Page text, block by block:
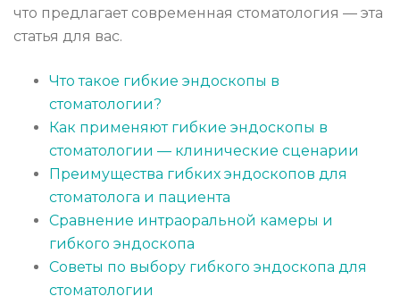
что предлагает современная стоматология — эта
статья для вас.
Что такое гибкие эндоскопы в
стоматологии?
Как применяют гибкие эндоскопы в
стоматологии — клинические сценарии
Преимущества гибких эндоскопов для
стоматолога и пациента
Сравнение интраоральной камеры и
гибкого эндоскопа
Советы по выбору гибкого эндоскопа для
стоматологии